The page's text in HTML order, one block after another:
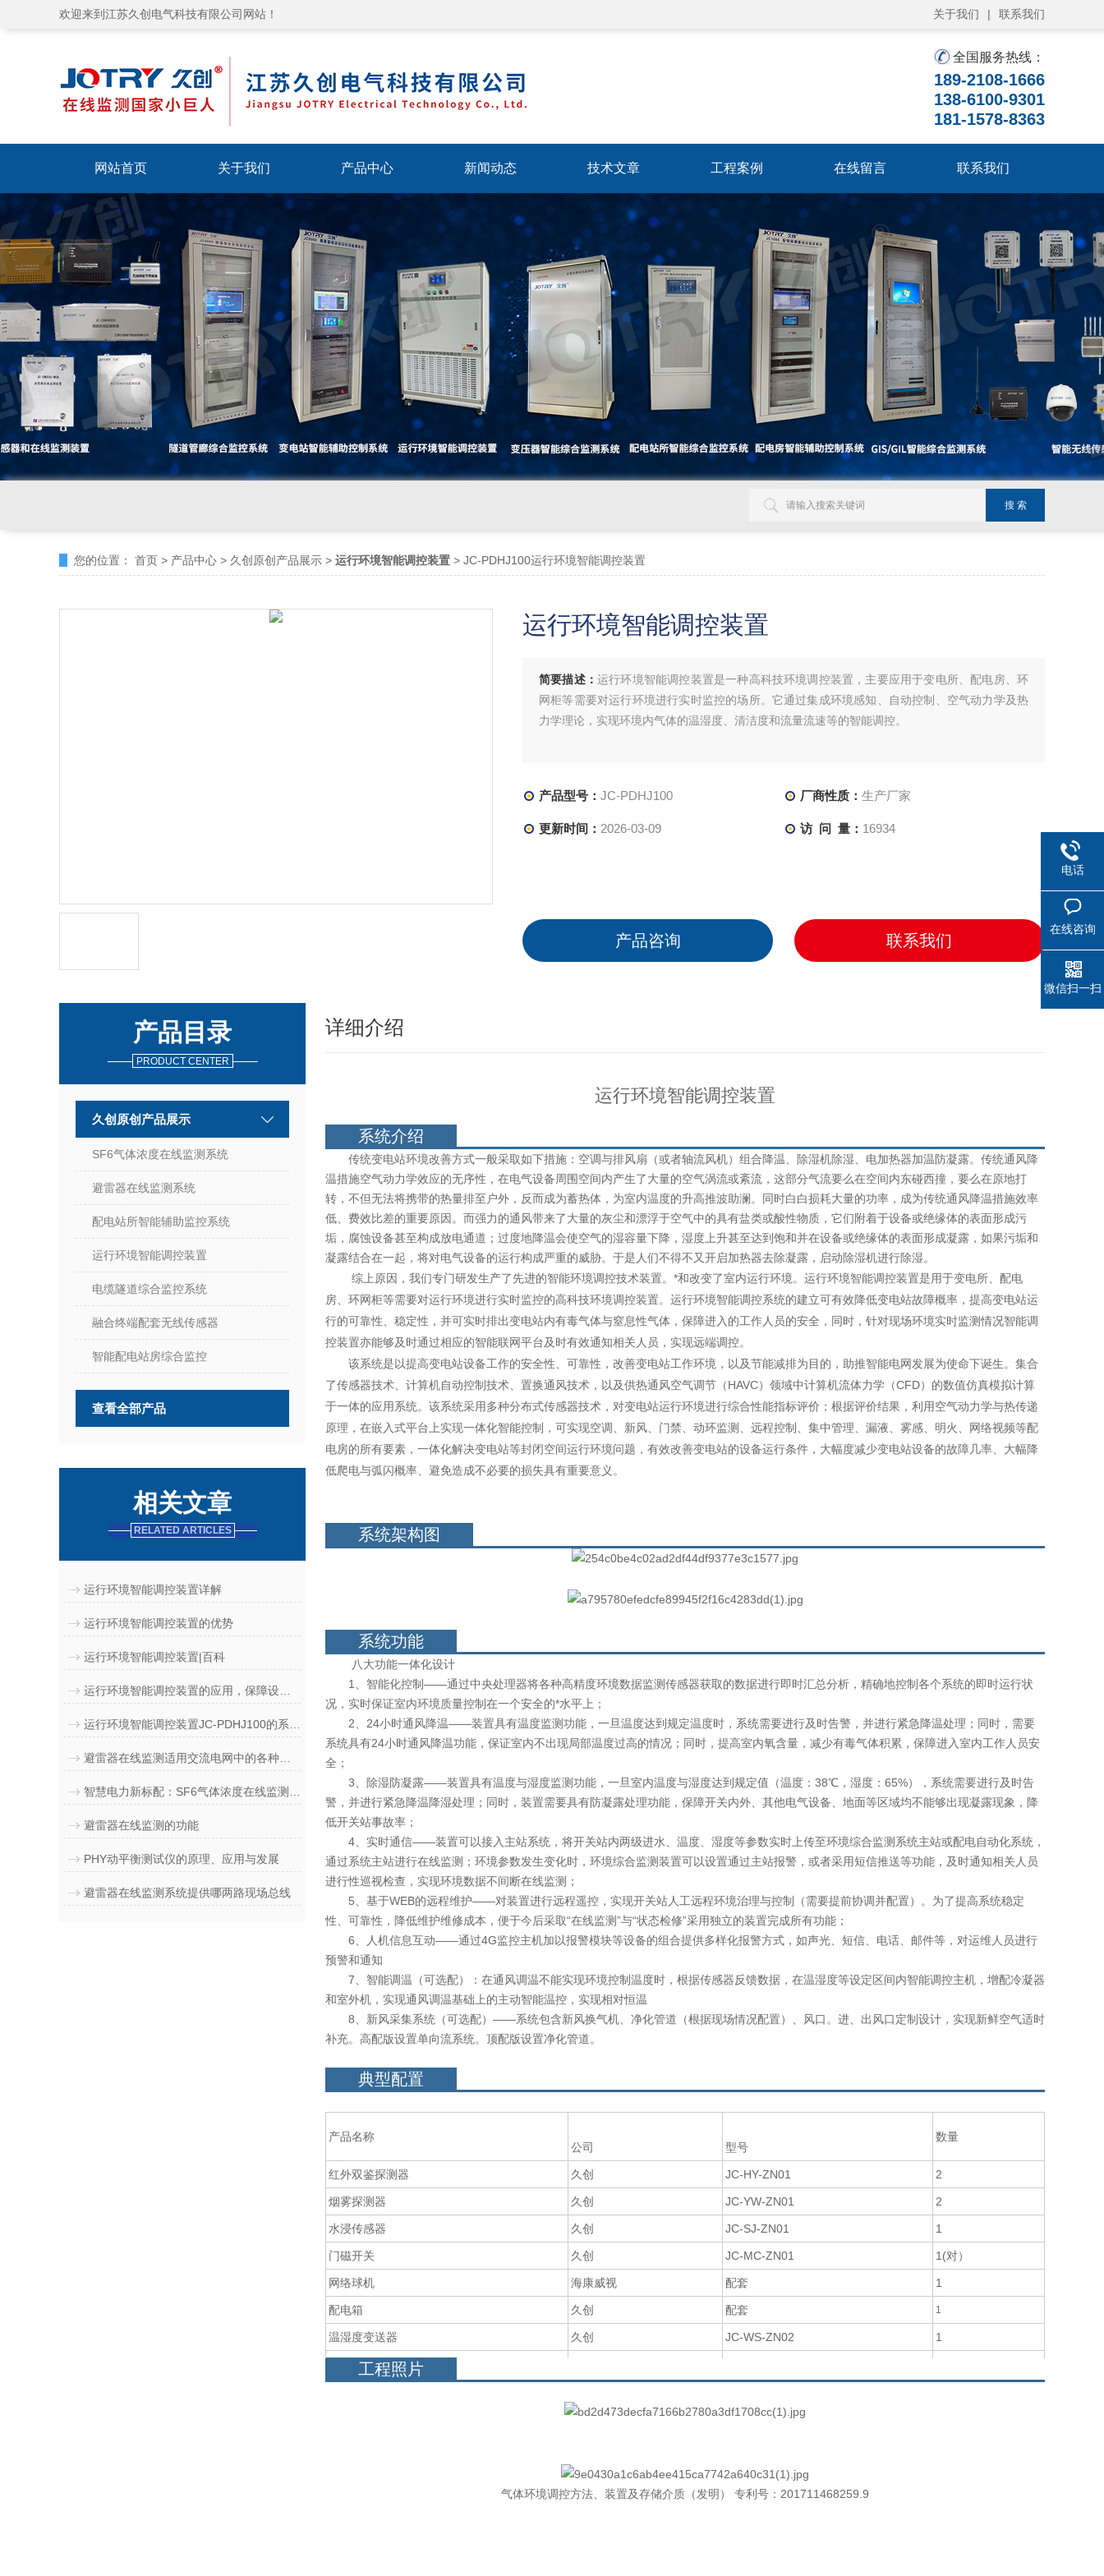
欢迎来到江苏久创电气科技有限公司网站！ 关于我们 | 联系我们
全国服务热线：
189-2108-1666
138-6100-9301
181-1578-8363
网站首页 关于我们 产品中心 新闻动态 技术文章 工程案例 在线留言 联系我们
您的位置： 首页 > 产品中心 > 久创原创产品展示 > 运行环境智能调控装置 > JC-PDHJ100运行环境智能调控装置
运行环境智能调控装置
简要描述： 运行环境智能调控装置是一种高科技环境调控装置，主要应用于变电所、配电房、环
网柜等需要对运行环境进行实时监控的场所。它通过集成环境感知、自动控制、空气动力学及热
力学理论，实现环境内气体的温湿度、清洁度和流量流速等的智能调控。
产品型号： JC-PDHJ100 厂商性质： 生产厂家
更新时间： 2026-03-09 访 问 量： 16934
产品咨询 联系我们
产品目录
PRODUCT CENTER
久创原创产品展示
SF6气体浓度在线监测系统
避雷器在线监测系统
配电站所智能辅助监控系统
运行环境智能调控装置
电缆隧道综合监控系统
融合终端配套无线传感器
智能配电站房综合监控
查看全部产品
相关文章
RELATED ARTICLES
运行环境智能调控装置详解
运行环境智能调控装置的优势
运行环境智能调控装置|百科
避雷器在线监测的功能
PHY动平衡测试仪的原理、应用与发展
避雷器在线监测系统提供哪两路现场总线
详细介绍
运行环境智能调控装置
系统介绍
传统变电站环境改善方式一般采取如下措施：空调与排风扇（或者轴流风机）组合降温、除湿机除湿、电加热器加温防凝露。传统通风降
温措施空气动力学效应的无序性，在电气设备周围空间内产生了大量的空气涡流或紊流，这部分气流要么在空间内东碰西撞，要么在原地打
转，不但无法将携带的热量排至户外，反而成为蓄热体，为室内温度的升高推波助澜。同时白白损耗大量的功率，成为传统通风降温措施效率
低、费效比差的重要原因。而强力的通风带来了大量的灰尘和漂浮于空气中的具有盐类或酸性物质，它们附着于设备或绝缘体的表面形成污
垢，腐蚀设备甚至构成放电通道；过度地降温会使空气的湿容量下降，湿度上升甚至达到饱和并在设备或绝缘体的表面形成凝露，如果污垢和
凝露结合在一起，将对电气设备的运行构成严重的威胁。于是人们不得不又开启加热器去除凝露，启动除湿机进行除湿。
综上原因，我们专门研发生产了先进的智能环境调控技术装置。*和改变了室内运行环境。运行环境智能调控装置是用于变电所、配电
房、环网柜等需要对运行环境进行实时监控的高科技环境调控装置。运行环境智能调控系统的建立可有效降低变电站故障概率，提高变电站运
行的可靠性、稳定性，并可实时排出变电站内有毒气体与窒息性气体，保障进入的工作人员的安全，同时，针对现场环境实时监测情况智能调
控装置亦能够及时通过相应的智能联网平台及时有效通知相关人员，实现远端调控。
该系统是以提高变电站设备工作的安全性、可靠性，改善变电站工作环境，以及节能减排为目的，助推智能电网发展为使命下诞生。集合
了传感器技术、计算机自动控制技术、置换通风技术，以及供热通风空气调节（HAVC）领域中计算机流体力学（CFD）的数值仿真模拟计算
于一体的应用系统。该系统采用多种分布式传感器技术，对变电站运行环境进行综合性能指标评价；根据评价结果，利用空气动力学与热传递
原理，在嵌入式平台上实现一体化智能控制，可实现空调、新风、门禁、动环监测、远程控制、集中管理、漏液、雾感、明火、网络视频等配
电房的所有要素，一体化解决变电站等封闭空间运行环境问题，有效改善变电站的设备运行条件，大幅度减少变电站设备的故障几率、大幅降
低爬电与弧闪概率、避免造成不必要的损失具有重要意义。
系统架构图
系统功能
八大功能一体化设计
1、智能化控制——通过中央处理器将各种高精度环境数据监测传感器获取的数据进行即时汇总分析，精确地控制各个系统的即时运行状
况，实时保证室内环境质量控制在一个安全的*水平上；
2、24小时通风降温——装置具有温度监测功能，一旦温度达到规定温度时，系统需要进行及时告警，并进行紧急降温处理；同时，需要
系统具有24小时通风降温功能，保证室内不出现局部温度过高的情况；同时，提高室内氧含量，减少有毒气体积累，保障进入室内工作人员安
全；
3、除湿防凝露——装置具有温度与湿度监测功能，一旦室内温度与湿度达到规定值（温度：38℃，湿度：65%），系统需要进行及时告
警，并进行紧急降温降湿处理；同时，装置需要具有防凝露处理功能，保障开关内外、其他电气设备、地面等区域均不能够出现凝露现象，降
低开关站事故率；
4、实时通信——装置可以接入主站系统，将开关站内两级进水、温度、湿度等参数实时上传至环境综合监测系统主站或配电自动化系统，
通过系统主站进行在线监测；环境参数发生变化时，环境综合监测装置可以设置通过主站报警，或者采用短信推送等功能，及时通知相关人员
进行性巡视检查，实现环境数据不间断在线监测；
5、基于WEB的远程维护——对装置进行远程遥控，实现开关站人工远程环境治理与控制（需要提前协调并配置）。为了提高系统稳定
性、可靠性，降低维护维修成本，便于今后采取“在线监测”与“状态检修”采用独立的装置完成所有功能；
6、人机信息互动——通过4G监控主机加以报警模块等设备的组合提供多样化报警方式，如声光、短信、电话、邮件等，对运维人员进行
预警和通知
7、智能调温（可选配）：在通风调温不能实现环境控制温度时，根据传感器反馈数据，在温湿度等设定区间内智能调控主机，增配冷凝器
和室外机，实现通风调温基础上的主动智能温控，实现相对恒温
8、新风采集系统（可选配）——系统包含新风换气机、净化管道（根据现场情况配置）、风口。进、出风口定制设计，实现新鲜空气适时
补充。高配版设置单向流系统。顶配版设置净化管道。
典型配置
产品名称
公司
型号
数量
红外双鉴探测器 久创 JC-HY-ZN01 2
烟雾探测器 久创 JC-YW-ZN01 2
水浸传感器 久创 JC-SJ-ZN01 1
门磁开关 久创 JC-MC-ZN01 1(对）
网络球机 海康威视 配套 1
配电箱 久创 配套 1
温湿度变送器 久创 JC-WS-ZN02 1
SF6气体探测器
工程照片
气体环境调控方法、装置及存储介质（发明） 专利号：201711468259.9
电话
在线咨询
微信扫一扫